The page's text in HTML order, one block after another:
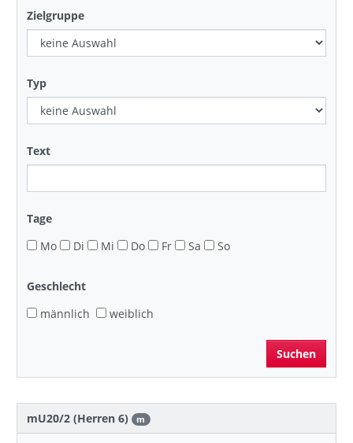
Zielgruppe
Typ
Text
Tage
Mo
Di Mi Do Fr Sa So
Geschlecht
männlich
weiblich
mU20/2 (Herren 6) m